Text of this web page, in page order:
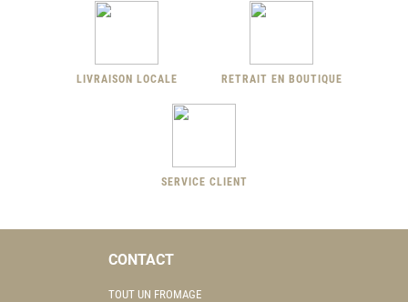
LIVRAISON LOCALE RETRAIT EN BOUTIQUE
SERVICE CLIENT
CONTACT
TOUT UN FROMAGE